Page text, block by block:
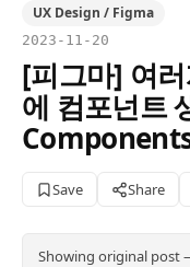
UX Design / Figma
2023-11-20
[피그마] 여
에 컴포넌트
Save Share
Showing original post